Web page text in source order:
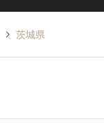
茨城県